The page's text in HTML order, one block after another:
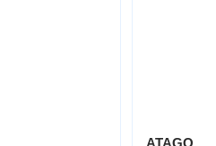
ATAGO